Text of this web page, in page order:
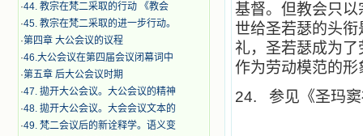
·44. 教宗在梵二采取的行动 《教会
·45. 教宗在梵二采取的进一步行动。
·第四章 大公会议的议程
·46.大公会议在第四届会议闭幕词中
·第五章 后大公会议时期
·47. 拋开大公会议。大公会议的精神
·48. 拋开大公会议。大会会议文本的
·49. 梵二会议后的新诠释学。语义变
基督。但教会只
世给圣若瑟的头
礼，圣若瑟成为
作为劳动模范的形
24. 参见《圣玛